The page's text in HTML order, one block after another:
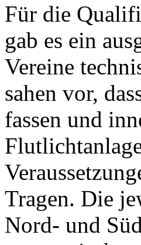
Für die
gab es ein
Vereine
sahen vor,
fassen und
Tragen. Die
Nord- und